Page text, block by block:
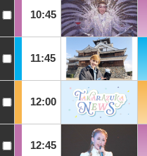
10:45
11:45
12:00
12:45